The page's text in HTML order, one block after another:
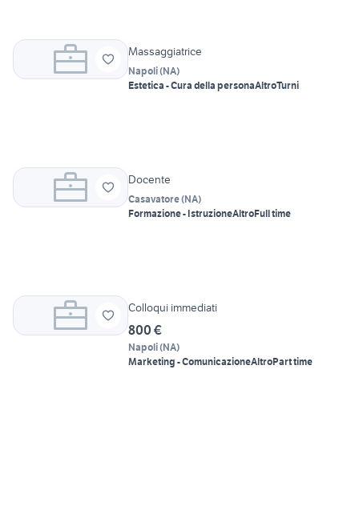
Massaggiatrice
Napoli(NA)
Estetica - Cura della personaAltroTurni
Docente
Casavatore(NA)
Formazione - IstruzioneAltroFull time
Colloqui immediati
800 €
Napoli(NA)
Marketing - ComunicazioneAltroPart time